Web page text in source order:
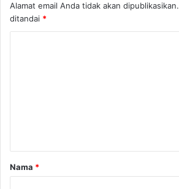
Alamat email Anda tidak akan dipublikasikan.
ditandai *
a
r
Nama *